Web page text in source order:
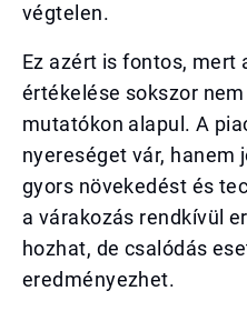
végtelen.
Ez azért is fontos, mert
értékelése sokszor
mutatókon alapul. A
nyereséget vár, hanem
gyors növekedést és
a várakozás rendkívül
hozhat, de csalódás
eredményezhet.